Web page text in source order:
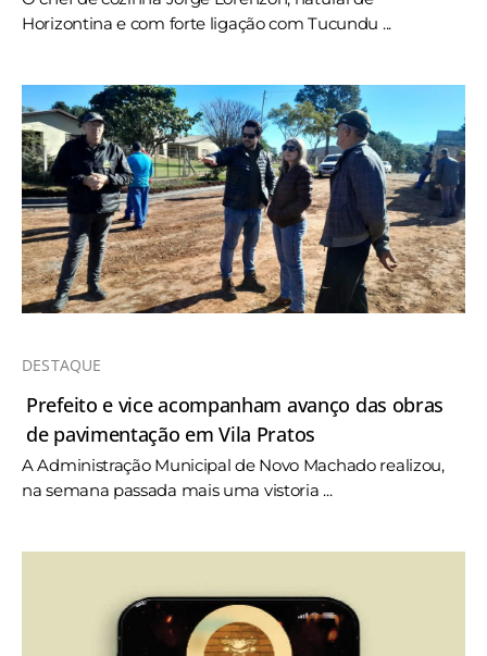
Horizontina e com forte ligação com Tucundu ...
DESTAQUE
Prefeito e vice acompanham avanço das obras
de pavimentação em Vila Pratos
A Administração Municipal de Novo Machado realizou,
na semana passada mais uma vistoria ...